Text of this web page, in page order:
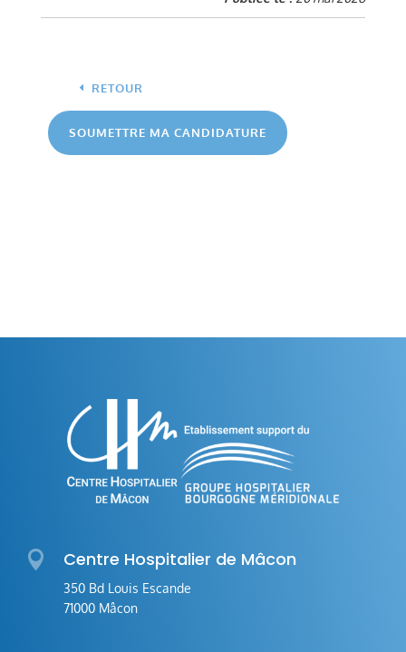
RETOUR
SOUMETTRE MA CANDIDATURE
 Centre Hospitalier de Mâcon
350 Bd Louis Escande
71000 Mâcon